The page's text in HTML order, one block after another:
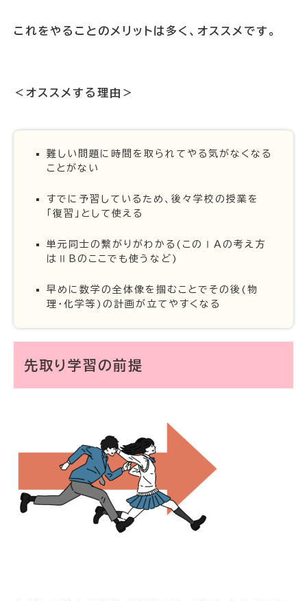
これをやることのメリットは多く、オススメです。
＜オススメする理由＞
難しい問題に時間を取られてやる気がなくなる
ことがない
すでに予習しているため、後々学校の授業を
「復習」として使える
単元同士の繋がりがわかる(このⅠAの考え方
はⅡBのここでも使うなど)
早めに数学の全体像を掴むことでその後(物
理・化学等)の計画が立てやすくなる
先取り学習の前提